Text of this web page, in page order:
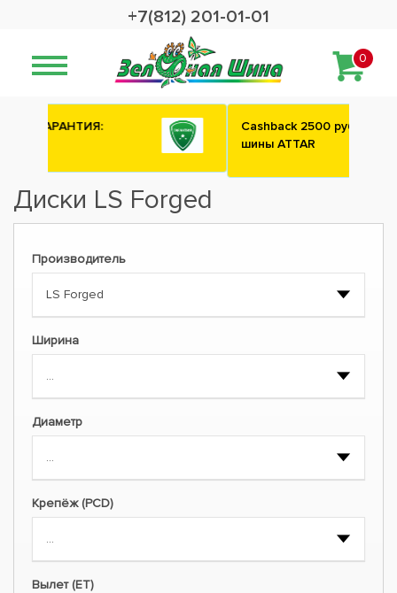
+7(812) 201-01-01
0
Сashback 2500 рублей на зимние
Диски LS Forged
Производитель
Ширина
Диаметр
Крепёж (PCD)
Вылет (ET)